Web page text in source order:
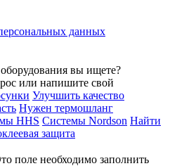
данных
вы ищете?
или напишите свой
Улучшить качество
Нужен термошланг
HHS Системы Nordson Найти
защита
поле необходимо заполнить